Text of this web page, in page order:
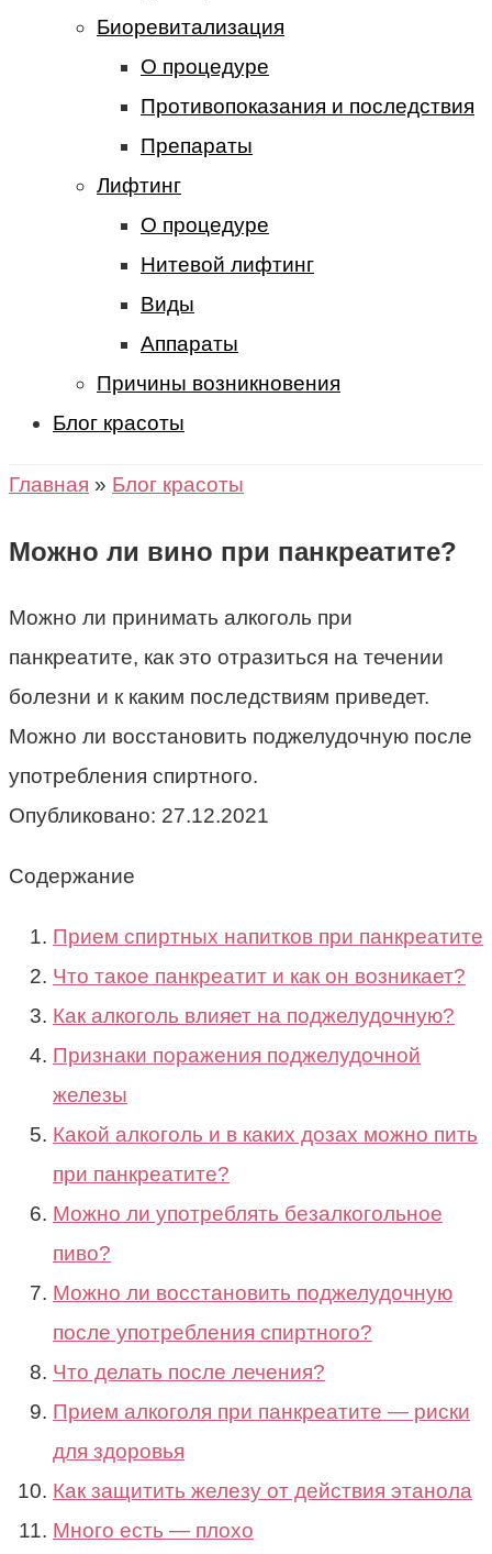
Биоревитализация
О процедуре
Противопоказания и последствия
Препараты
Лифтинг
О процедуре
Нитевой лифтинг
Виды
Аппараты
Причины возникновения
Блог красоты
Главная » Блог красоты
Можно ли вино при панкреатите?
Можно ли принимать алкоголь при
панкреатите, как это отразиться на течении
болезни и к каким последствиям приведет.
Можно ли восстановить поджелудочную после
употребления спиртного.
Опубликовано: 27.12.2021
Содержание
Прием спиртных напитков при панкреатите
Что такое панкреатит и как он возникает?
Как алкоголь влияет на поджелудочную?
Признаки поражения поджелудочной
железы
Какой алкоголь и в каких дозах можно пить
при панкреатите?
Можно ли употреблять безалкогольное
пиво?
Можно ли восстановить поджелудочную
после употребления спиртного?
Что делать после лечения?
Прием алкоголя при панкреатите — риски
для здоровья
Как защитить железу от действия этанола
Много есть — плохо